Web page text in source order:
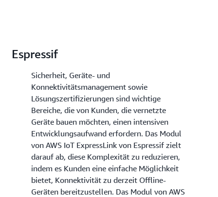
Espressif
Sicherheit, Geräte- und
Konnektivitätsmanagement sowie
Lösungszertifizierungen sind wichtige
Bereiche, die von Kunden, die vernetzte
Geräte bauen möchten, einen intensiven
Entwicklungsaufwand erfordern. Das Modul
von AWS IoT ExpressLink von Espressif zielt
darauf ab, diese Komplexität zu reduzieren,
indem es Kunden eine einfache Möglichkeit
bietet, Konnektivität zu derzeit Offline-
Geräten bereitzustellen. Das Modul von AWS